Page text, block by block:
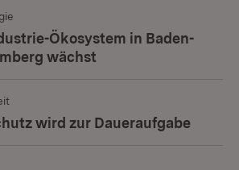
Ökosystem in Baden-
wächst
wird zur Daueraufgabe